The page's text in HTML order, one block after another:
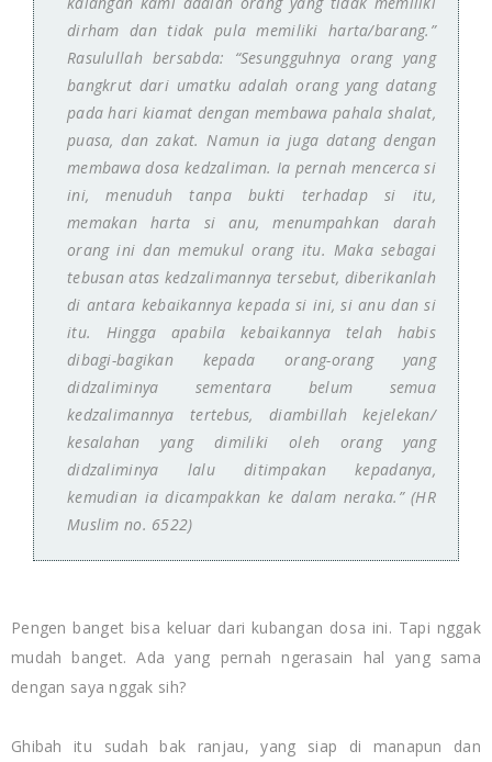
dirham dan tidak pula memiliki harta/barang.”
Rasulullah bersabda: “Sesungguhnya orang yang
bangkrut dari umatku adalah orang yang datang
pada hari kiamat dengan membawa pahala shalat,
puasa, dan zakat. Namun ia juga datang dengan
membawa dosa kedzaliman. Ia pernah mencerca si
ini, menuduh tanpa bukti terhadap si itu,
memakan harta si anu, menumpahkan darah
orang ini dan memukul orang itu. Maka sebagai
tebusan atas kedzalimannya tersebut, diberikanlah
di antara kebaikannya kepada si ini, si anu dan si
itu. Hingga apabila kebaikannya telah habis
dibagi-bagikan kepada orang-orang yang
didzaliminya sementara belum semua
kedzalimannya tertebus, diambillah kejelekan/
kesalahan yang dimiliki oleh orang yang
didzaliminya lalu ditimpakan kepadanya,
kemudian ia dicampakkan ke dalam neraka.”(HR
Muslim no. 6522)
Pengen banget bisa keluar dari kubangan dosa ini. Tapi nggak
mudah banget. Ada yang pernah ngerasain hal yang sama
dengan saya nggak sih?
Ghibah itu sudah bak ranjau, yang siap di manapun dan